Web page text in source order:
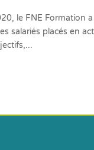
le FNE Formation
salariés placés en